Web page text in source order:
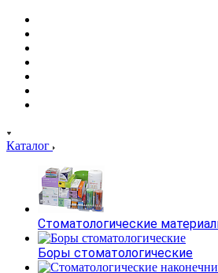
Каталог
Стоматологические
Боры стоматологические